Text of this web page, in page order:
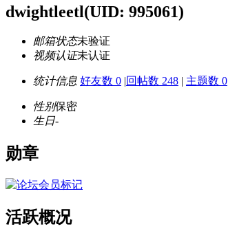
dwightleetl(UID: 995061)
邮箱状态未验证
视频认证未认证
统计信息 好友数 0 |回帖数 248 | 主题数 0
性别保密
生日-
勋章
活跃概况